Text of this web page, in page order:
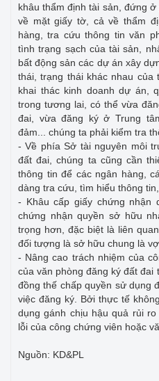
khâu thẩm định tài sản, đứng
về mặt giấy tờ, cả về thẩm
hàng, tra cứu thông tin văn
tình trạng sạch của tài sản,
bất động sản các dự án xây
thái, trạng thái khác nhau của
khai thác kinh doanh dự án,
trong tương lai, có thể vừa
đai, vừa đăng ký ở Trung
đảm... chúng ta phải kiểm tra
- Về phía Sở tài nguyên môi
đất đai, chúng ta cũng cần
thông tin để các ngân hàng,
dàng tra cứu, tìm hiểu thông
- Khâu cấp giấy chứng nhận
chứng nhận quyền sở hữu
trọng hơn, đặc biệt là liên
đối tượng là sở hữu chung là
- Nâng cao trách nhiệm của
của văn phòng đăng ký đất
đồng thế chấp quyền sử dụng
việc đăng ký. Bởi thực tế
dụng gánh chịu hậu quả rủi
lỗi của công chứng viên hoặc
Nguồn: KD&PL